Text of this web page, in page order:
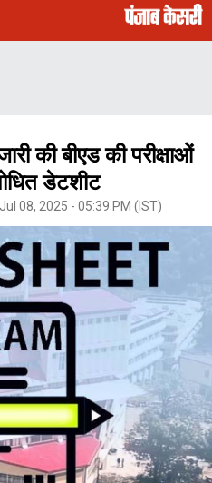
की बीएड की परीक्षाओं
डेटशीट
08, 2025 - 05:39 PM (IST)